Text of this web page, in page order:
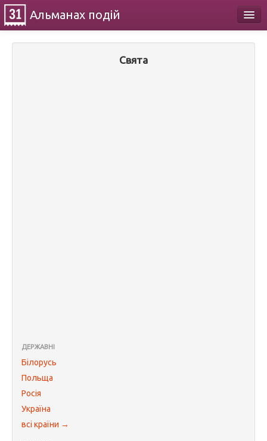
Альманах подій
Свята
ДЕРЖАВНІ
Білорусь
Польща
Росія
Україна
всі країни →